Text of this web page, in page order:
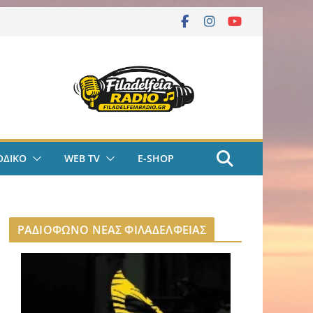
WEB TV E-SHOP
ΡΑΔΙΟΦΩΝΟ ΝΕΑΣ ΦΙΛΑΔΕΛΦΕΙΑΣ